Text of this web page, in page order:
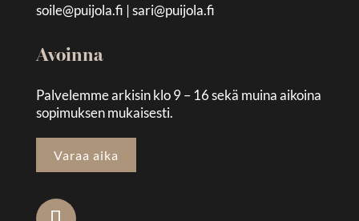
soile@puijola.fi |sari@puijola.fi
Avoinna
Palvelemme arkisin klo 9 – 16 sekä muina aikoina
sopimuksen mukaisesti.
Varaa aika